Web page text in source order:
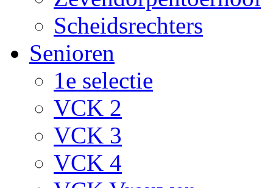
Scheidsrechters
Senioren
1e selectie
VCK 2
VCK 3
VCK 4